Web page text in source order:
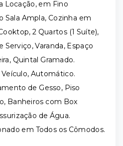
Locação, em Fino
Ampla, Cozinha em
2 Quartos (1 Suíte),
Serviço, Varanda, Espaço
Quintal Gramado.
Automático.
de Gesso, Piso
Banheiros com Box
de Água.
em Todos os Cômodos.